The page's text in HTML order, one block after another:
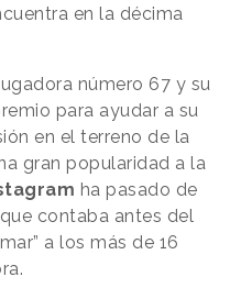
en la décima
número 67 y su
para ayudar a su
en el terreno de la
gran popularidad a la
ha pasado de
contaba antes del
a los más de 16